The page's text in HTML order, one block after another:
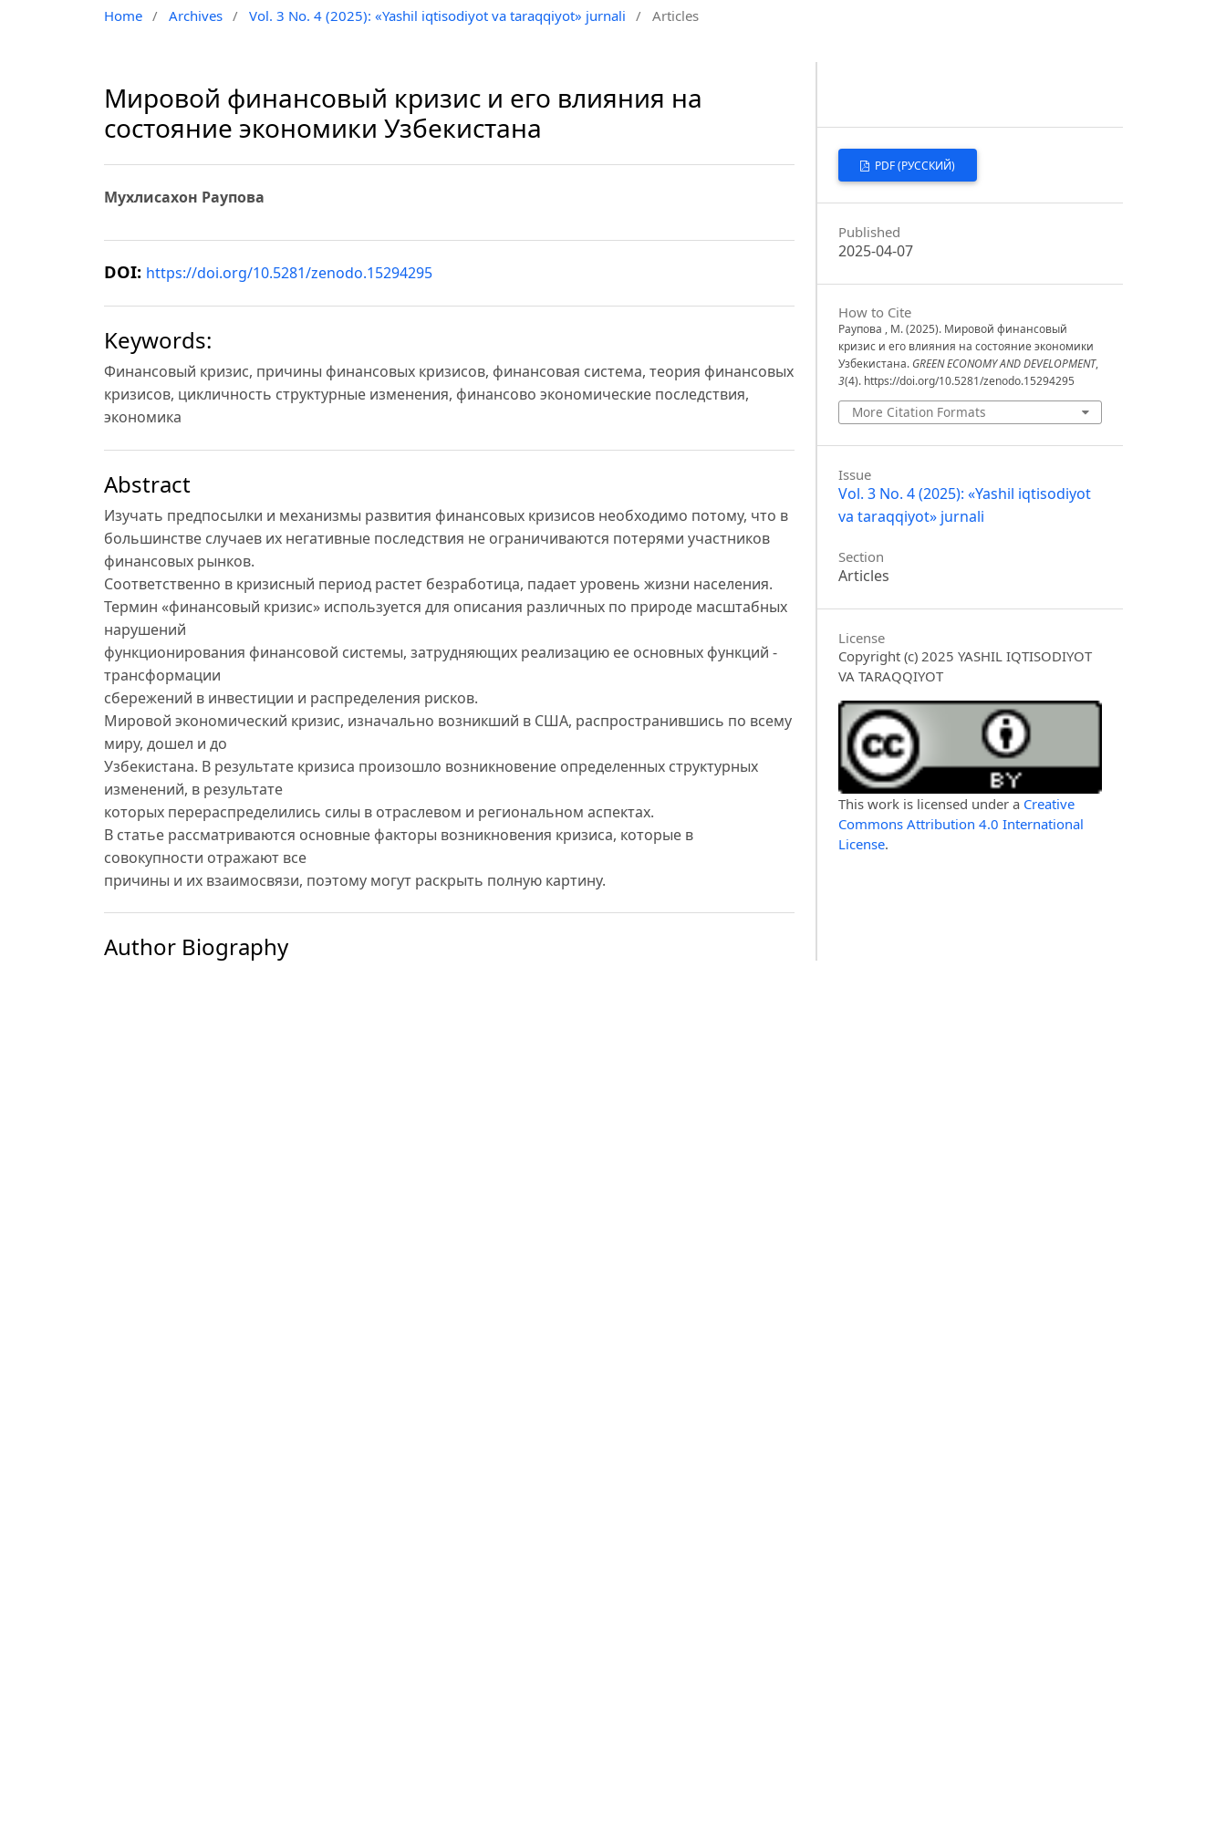
Home / Archives / Vol. 3 No. 4 (2025): «Yashil iqtisodiyot va taraqqiyot» jurnali / Articles
Мировой финансовый кризис и его влияния на
состояние экономики Узбекистана
Мухлисахон Раупова
DOI: https://doi.org/10.5281/zenodo.15294295
Keywords:
Финансовый кризис, причины финансовых кризисов, финансовая система, теория финансовых
кризисов, цикличность структурные изменения, финансово экономические последствия,
экономика
Abstract
Изучать предпосылки и механизмы развития финансовых кризисов необходимо потому, что в
большинстве случаев их негативные последствия не ограничиваются потерями участников
финансовых рынков.
Соответственно в кризисный период растет безработица, падает уровень жизни населения.
Термин «финансовый кризис» используется для описания различных по природе масштабных
нарушений
функционирования финансовой системы, затрудняющих реализацию ее основных функций -
трансформации
сбережений в инвестиции и распределения рисков.
Мировой экономический кризис, изначально возникший в США, распространившись по всему
миру, дошел и до
Узбекистана. В результате кризиса произошло возникновение определенных структурных
изменений, в результате
которых перераспределились силы в отраслевом и региональном аспектах.
В статье рассматриваются основные факторы возникновения кризиса, которые в
совокупности отражают все
причины и их взаимосвязи, поэтому могут раскрыть полную картину.
Author Biography
PDF (РУССКИЙ)
Published
2025-04-07
How to Cite
Раупова , М. (2025). Мировой финансовый
кризис и его влияния на состояние экономики
Узбекистана. GREEN ECONOMY AND DEVELOPMENT,
3(4). https://doi.org/10.5281/zenodo.15294295
More Citation Formats
Issue
Vol. 3 No. 4 (2025): «Yashil iqtisodiyot
va taraqqiyot» jurnali
Section
Articles
License
Copyright (c) 2025 YASHIL IQTISODIYOT
VA TARAQQIYOT
This work is licensed under a Creative
Commons Attribution 4.0 International
License.